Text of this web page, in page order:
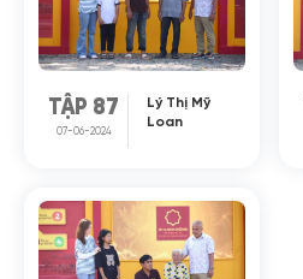
TẬP 87
07-06-2024
Lý Thị Mỹ
Loan